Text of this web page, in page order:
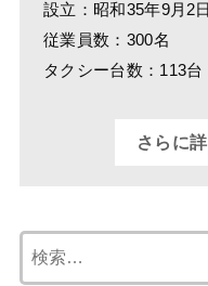
設立：昭和35年9月2日
従業員数：300名
タクシー台数：113台
さらに